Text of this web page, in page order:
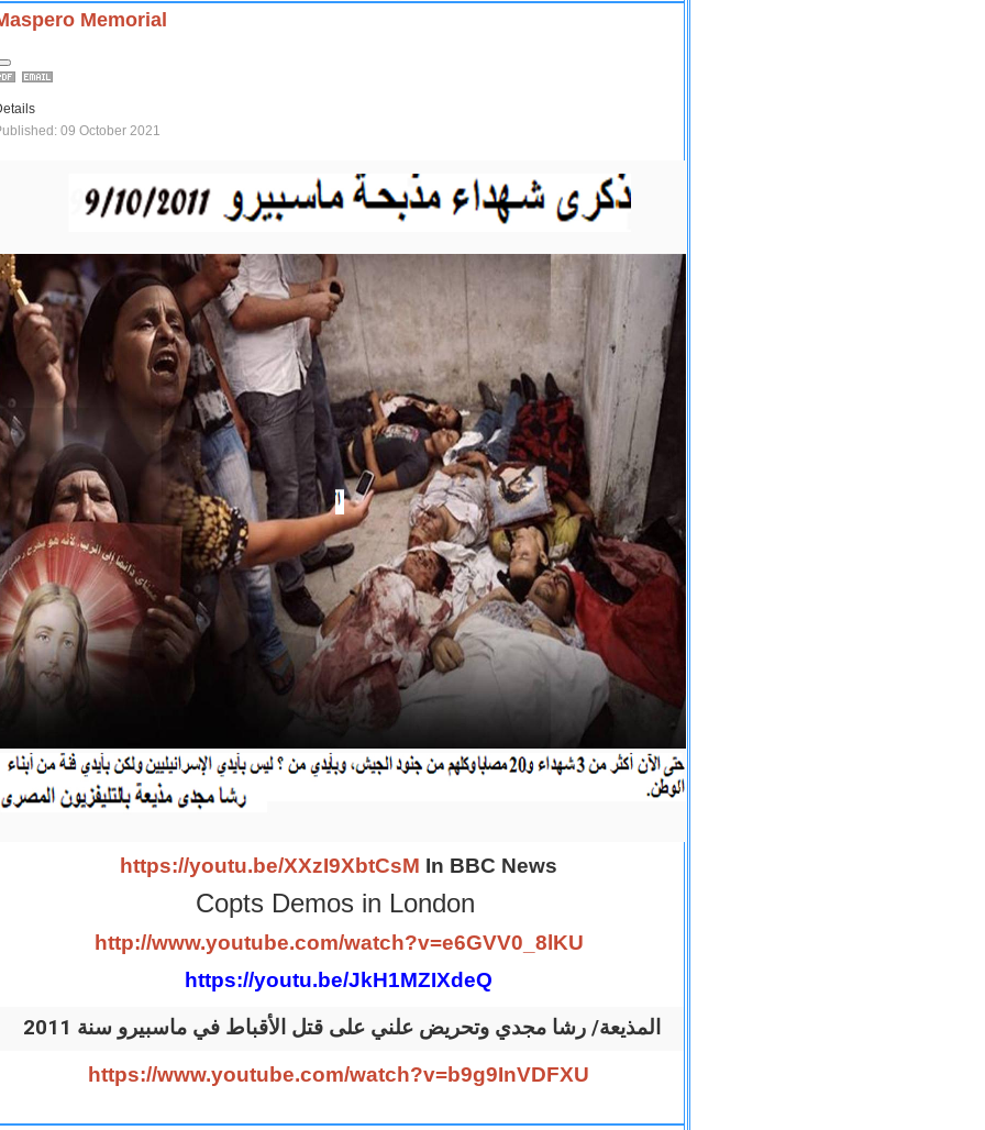
Memorial
09 October 2021
https://youtu.be/XXzI9XbtCsM In BBC News
Copts Demos in London
http://www.youtube.com/watch?v=e6GVV0_8lKU
https://youtu.be/JkH1MZIXdeQ
2011 المذيعة/ رشا مجدي وتحريض علني على قتل الأقباط في ماسبيرو سنة
https://www.youtube.com/watch?v=b9g9InVDFXU